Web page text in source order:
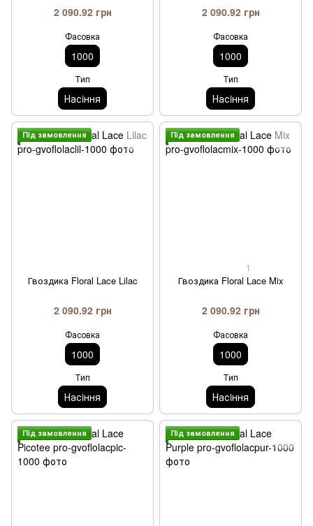
2 090.92 грн
Фасовка
1000
Тип
Насiння
2 090.92 грн
Фасовка
1000
Тип
Насiння
Пiд замовлення
Гвоздика Floral Lace Lilac
2 090.92 грн
Фасовка
1000
Тип
Насiння
Пiд замовлення
1
Гвоздика Floral Lace Mix
2 090.92 грн
Фасовка
1000
Тип
Насiння
Пiд замовлення Пiд замовлення